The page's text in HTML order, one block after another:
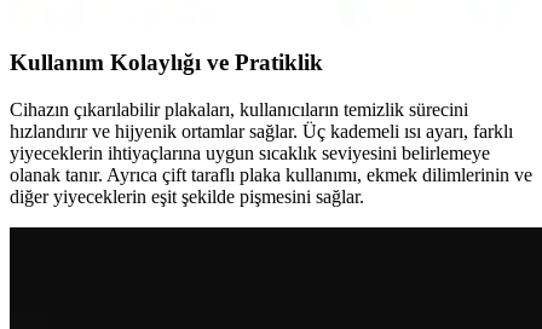
Kullanım Kolaylığı ve Pratiklik
Cihazın çıkarılabilir plakaları, kullanıcıların temizlik sürecini
hızlandırır ve hijyenik ortamlar sağlar. Üç kademeli ısı ayarı, farklı
yiyeceklerin ihtiyaçlarına uygun sıcaklık seviyesini belirlemeye
olanak tanır. Ayrıca çift taraflı plaka kullanımı, ekmek dilimlerinin ve
diğer yiyeceklerin eşit şekilde pişmesini sağlar.